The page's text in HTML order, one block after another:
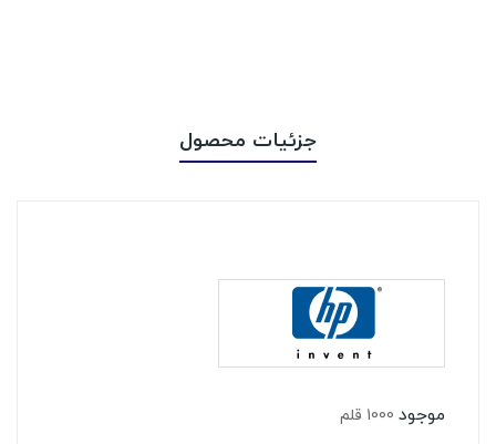
جزئیات محصول
موجود 1000 قلم